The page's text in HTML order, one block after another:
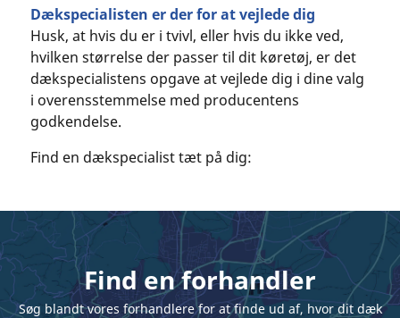
Dækspecialisten er der for at vejlede dig
Husk, at hvis du er i tvivl, eller hvis du ikke ved,
hvilken størrelse der passer til dit køretøj, er det
dækspecialistens opgave at vejlede dig i dine valg
i overensstemmelse med producentens
godkendelse.
Find en dækspecialist tæt på dig:
Find en forhandler
Søg blandt vores forhandlere for at finde ud af, hvor dit dæk